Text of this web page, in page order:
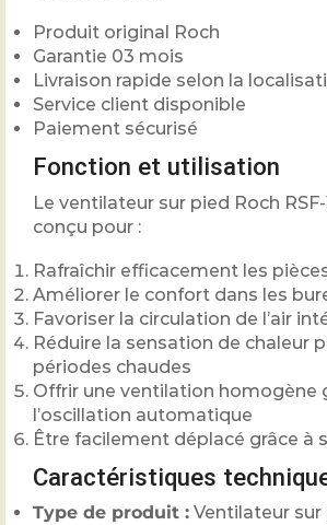
Produit original Roch
Garantie 03 mois
Livraison rapide selon la
Service client disponible
Paiement sécurisé
Fonction et utilisation
Le ventilateur sur pied Roch RSF-
conçu pour :
Rafraîchir efficacement les
Améliorer le confort dans les
Favoriser la circulation de l’air
Réduire la sensation de chaleur
périodes chaudes
Offrir une ventilation homogène
l’oscillation automatique
Être facilement déplacé grâce à
Caractéristiques
Type de produit : Ventilateur sur